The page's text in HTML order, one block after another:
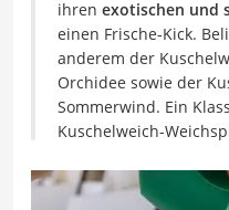
ihren exotischen und
einen Frische-Kick.
anderem der
Orchidee sowie der
Sommerwind. Ein
Kuschelweich-